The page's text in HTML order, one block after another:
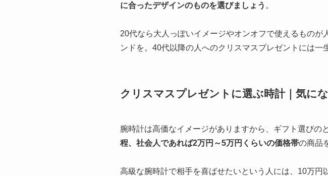
に合ったデザインのものを選びましょう 。
20代なら大人っぽいイメージやオンオフで使えるもの
ンドを。40代以降の人へのクリスマスプレゼントには一
クリスマスプレゼントに選ぶ時計｜気に
腕時計は高価なイメージがありますから、ギフト選びの
程、社会人であれば2万円～5万円くらいの価格帯の商品
高級な腕時計で相手を喜ばせたいという人には、10万円